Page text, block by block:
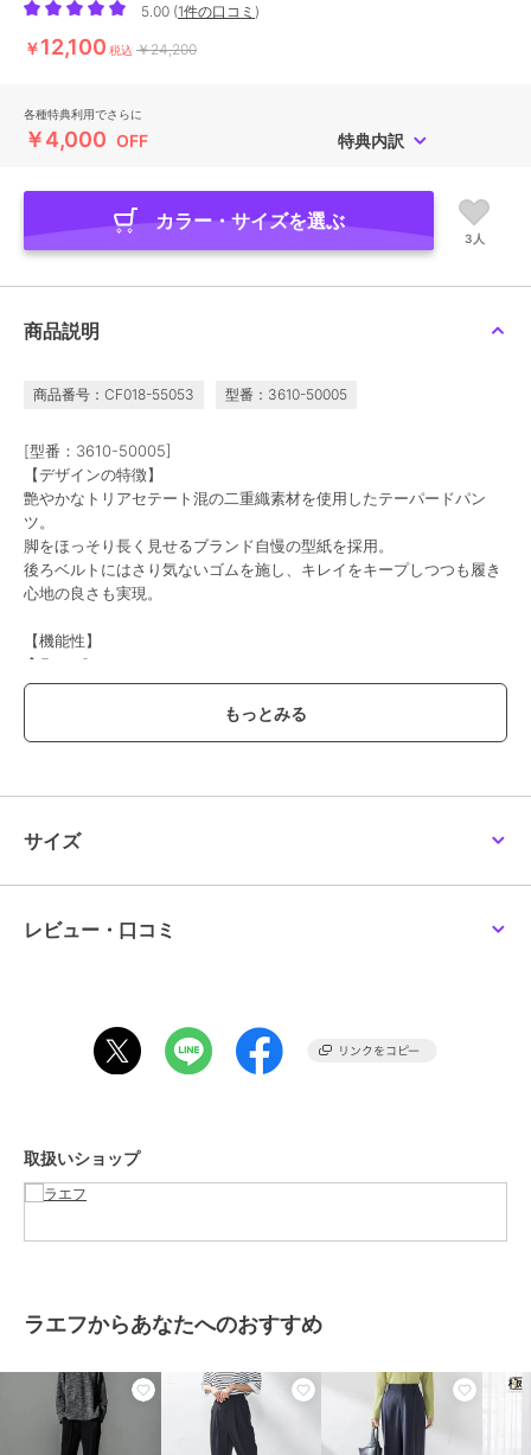
5.00 (1件の口コミ )
￥12,100 税込 ￥24,200
各種特典利用でさらに
￥4,000 OFF 特典内訳
カラー・サイズを選ぶ
3人
商品説明
商品番号：CF018-55053 型番：3610-50005
[型番：3610-50005]
【デザインの特徴】
艶やかなトリアセテート混の二重織素材を使用したテーパードパン
ツ。
脚をほっそり長く見せるブランド自慢の型紙を採用。
後ろベルトにはさり気ないゴムを施し、キレイをキープしつつも履き
心地の良さも実現。
【機能性】
◆Easy Care
ご自宅でのお手入れが簡単
【素材の特徴】
適度な肉感で、身体のラインを拾いひくく、ホールド感ある着心地。
家庭洗濯：液温は30℃を限度とし、洗濯機で非常に弱い洗濯ができ
----------------------------------
※お客様のモニター環境により実際のお色と多少異なる場合がござい
ます。
関連ワード：la.f… ラ エフ 2025春夏 2025SS 春 春服 テーパードパ
ブランド
サイズ
レビュー・口コミ
取扱いショップ
ラエフからあなたへのおすすめ